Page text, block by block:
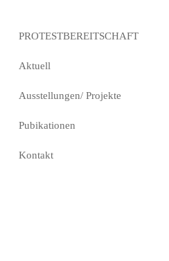
PROTESTBEREITSCHAFT
Aktuell
Ausstellungen/ Projekte
Pubikationen
Kontakt